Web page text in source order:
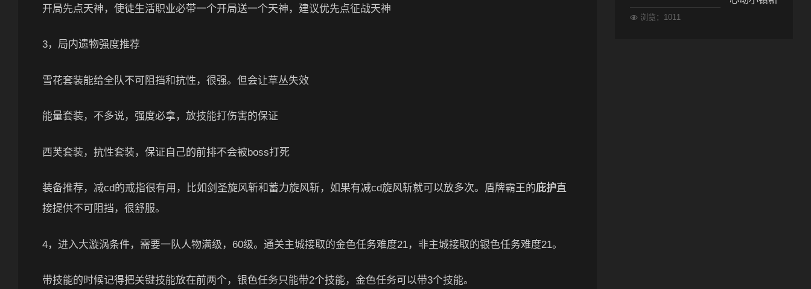
开局先点天神，使徒生活职业必带一个开局送一个天神，建议优先点征战天神
3，局内遗物强度推荐
雪花套装能给全队不可阻挡和抗性，很强。但会让草丛失效
能量套装，不多说，强度必拿，放技能打伤害的保证
西芙套装，抗性套装，保证自己的前排不会被boss打死
装备推荐，减cd的戒指很有用，比如剑圣旋风斩和蓄力旋风斩，如果有减cd旋风斩就可以放多次。盾牌霸王的庇护直
接提供不可阻挡，很舒服。
4，进入大漩涡条件，需要一队人物满级，60级。通关主城接取的金色任务难度21，非主城接取的银色任务难度21。
带技能的时候记得把关键技能放在前两个，银色任务只能带2个技能，金色任务可以带3个技能。
浏览：1011